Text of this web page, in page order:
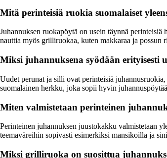
Mitä perinteisiä ruokia suomalaiset
Juhannuksen ruokapöytä on usein täynnä
nauttia myös grilliruokaa, kuten makkaraa ja possun
Miksi juhannuksena syödään erityisesti
Uudet perunat ja silli ovat perinteisiä
suomalainen herkku, joka sopii hyvin
Miten valmistetaan perinteinen
Perinteinen juhannuksen juustokakku valmistetaan
teemaväreihin sopivasti esimerkiksi mansikoilla ja
Miksi grilliruoka on suosittua